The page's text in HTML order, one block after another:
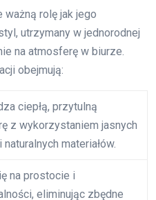
ważną rolę jak jego
utrzymany w jednorodnej
na atmosferę w biurze.
obejmują:
ciepłą, przytulną
z wykorzystaniem jasnych
materiałów.
na prostocie i
eliminując zbędne